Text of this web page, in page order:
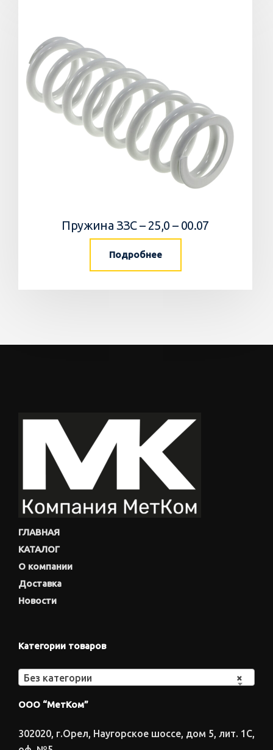
Пружина ЗЗС – 25,0 – 00.07
Подробнее
ГЛАВНАЯ
КАТАЛОГ
О компании
Доставка
Новости
Категории товаров
×
Без категории
ООО “МетКом”
302020, г.Орел, Наугорское шоссе, дом 5, лит. 1С,